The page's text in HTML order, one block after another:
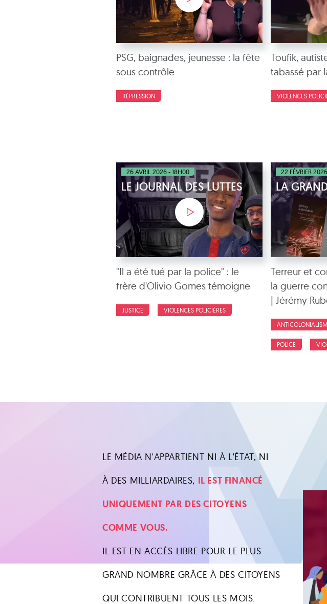
PSG, baignades, jeunesse : la fête
sous contrôle
RÉPRESSION
Toufik,
tabassé par
VIOLENCES
26 AVRIL 2026 - 18H00
LE JOURNAL DES LUTTES
"Il a été tué par la police" : le
frère d'Olivio Gomes témoigne
JUSTICE VIOLENCES POLICIÈRES
22 FÉVRIER
LA
Terreur et
la guerre
| Jérémy
POLICE
LE MÉDIA N'APPARTIENT NI À L'ÉTAT, NI
À DES MILLIARDAIRES, IL EST FINANCÉ
UNIQUEMENT PAR DES CITOYENS
COMME VOUS.
IL EST EN ACCÈS LIBRE POUR LE PLUS
GRAND NOMBRE GRÂCE À DES CITOYENS
QUI CONTRIBUENT TOUS LES MOIS.